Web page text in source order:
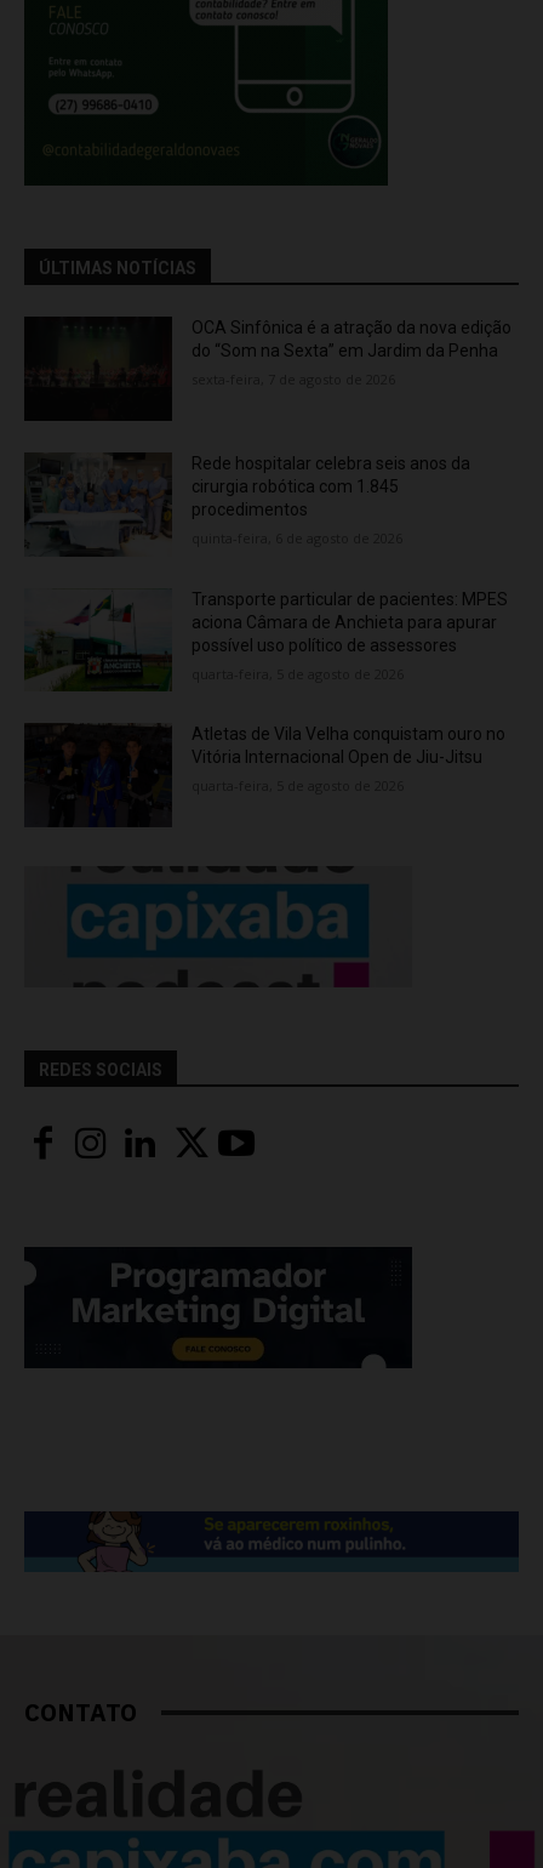
ÚLTIMAS NOTÍCIAS
OCA Sinfônica é a atração da nova edição
do “Som na Sexta” em Jardim da Penha
Rede hospitalar celebra seis anos da
cirurgia robótica com 1.845
procedimentos
Transporte particular de pacientes: MPES
aciona Câmara de Anchieta para apurar
possível uso político de assessores
Atletas de Vila Velha conquistam ouro no
Vitória Internacional Open de Jiu-Jitsu
REDES SOCIAIS
CONTATO